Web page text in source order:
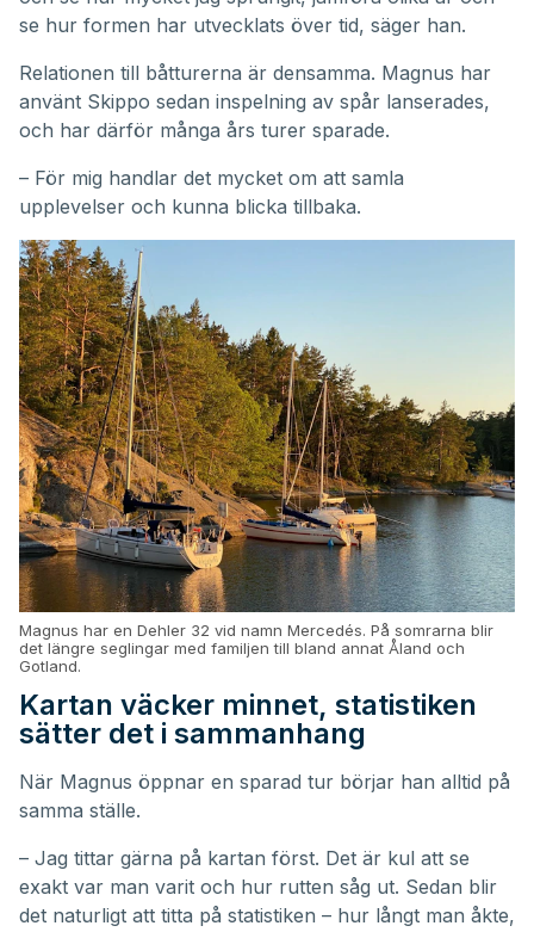
se hur formen har utvecklats över tid, säger han.
Relationen till båtturerna är densamma. Magnus har
använt Skippo sedan inspelning av spår lanserades,
och har därför många års turer sparade.
– För mig handlar det mycket om att samla
upplevelser och kunna blicka tillbaka.
Magnus har en Dehler 32 vid namn Mercedés. På somrarna blir
det längre seglingar med familjen till bland annat Åland och
Gotland.
Kartan väcker minnet, statistiken
sätter det i sammanhang
När Magnus öppnar en sparad tur börjar han alltid på
samma ställe.
– Jag tittar gärna på kartan först. Det är kul att se
exakt var man varit och hur rutten såg ut. Sedan blir
det naturligt att titta på statistiken – hur långt man åkte,